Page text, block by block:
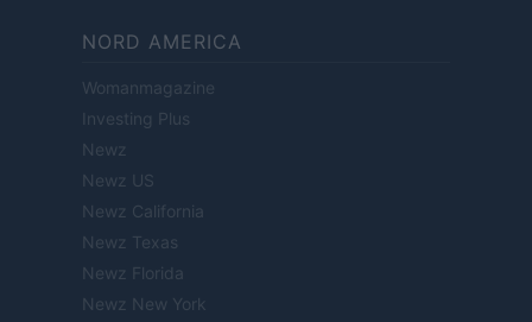
NORD AMERICA
Womanmagazine
Investing Plus
Newz
Newz US
Newz California
Newz Texas
Newz Florida
Newz New York